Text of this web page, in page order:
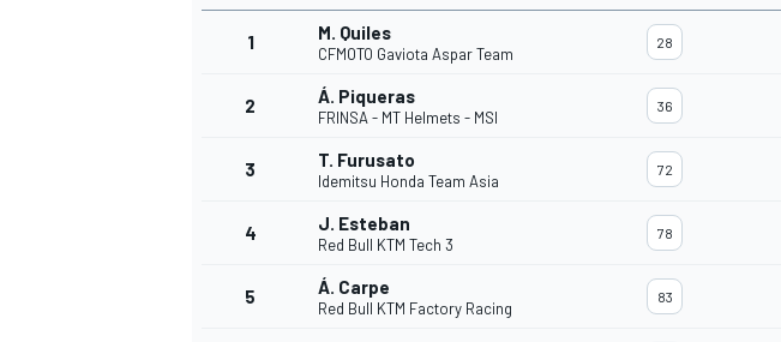
1 M. Quiles
CFMOTO Gaviota Aspar Team
28
2 Á. Piqueras
FRINSA - MT Helmets - MSI
36
3 T. Furusato
Idemitsu Honda Team Asia
72
4 J. Esteban
Red Bull KTM Tech 3
78
5 Á. Carpe
Red Bull KTM Factory Racing
83